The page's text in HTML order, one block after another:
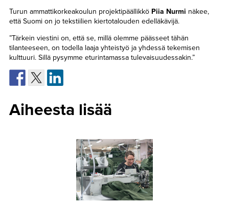
Turun ammattikorkeakoulun projektipäällikkö Piia Nurmi näkee,
että Suomi on jo tekstiilien kiertotalouden edelläkävijä.
”Tärkein viestini on, että se, millä olemme päässeet tähän
tilanteeseen, on todella laaja yhteistyö ja yhdessä tekemisen
kulttuuri. Sillä pysymme eturintamassa tulevaisuudessakin.”
Aiheesta lisää